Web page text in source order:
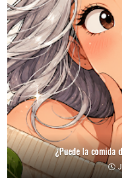
¿Puede la comida